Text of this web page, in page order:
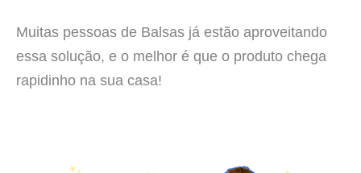
Muitas pessoas de Balsas já estão aproveitando
essa solução, e o melhor é que o produto chega
rapidinho na sua casa!